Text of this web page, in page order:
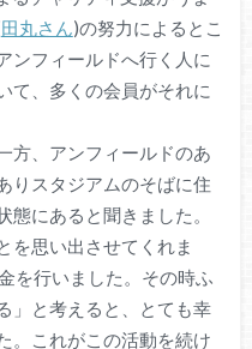
田丸さん)の努力によるとこ
ンフィールドへ行く人に
て、多くの会員がそれに
方、アンフィールドのあ
りスタジアムのそばに住
にあると聞きました。
を思い出させてくれま
を行いました。その時ふ
」と考えると、とても幸
。これがこの活動を続け